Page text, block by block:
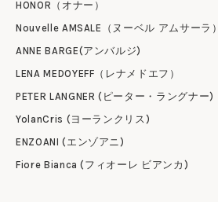
HONOR（オナー）
Nouvelle AMSALE（ヌーベル アムサーラ）
ANNE BARGE(アンバルジ)
LENA MEDOYEFF（レナメドエフ）
PETER LANGNER (ピーター・ラングナー)
YolanCris (ヨーランクリス)
ENZOANI (エンゾアニ)
Fiore Bianca (フィオーレ ビアンカ)